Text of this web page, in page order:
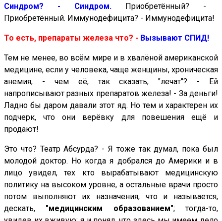
Синдром? - Синдром.
Приобретённый? -
Приобретённый. Иммунодефицита? - Иммунодефицита!
То есть, препараты железа что? - Вызывают СПИД!
Тем не менее, во всём мире и в хвалёной американской
медицине, если у человека, чаще женщины, хроническая
анемия, - чем её, так сказать, "лечат"? - Ей
напрописывают разных препаратов железа! - За деньги!
Ладно бы даром давали этот яд. Но тем и характерен их
подчерк, что они верёвку для повешения ещё и
продают!
Это что? Театр Абсурда? - Я тоже так думал, пока был
молодой доктор. Но когда я добрался до Америки и в
лицо увидел, тех кто вырабатывают медицинскую
политику на высоком уровне, а остальные врачи просто
потом выполняют их назначения, что и называется,
дескать, "медицинским образованием"; тогда-то,